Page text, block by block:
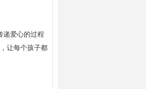
递爱心的过程
让每个孩子都